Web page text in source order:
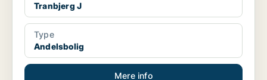
Tranbjerg J
Type
Andelsbolig
Mere info